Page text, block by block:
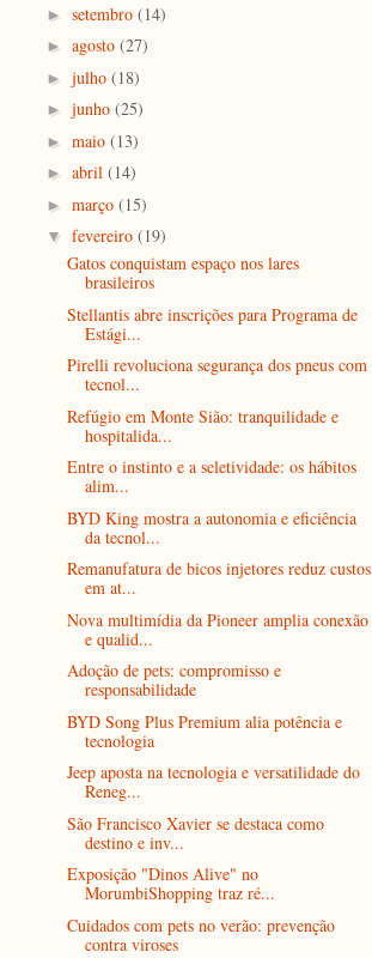
► setembro (14)
► agosto (27)
► julho (18)
► junho (25)
► maio (13)
► abril (14)
► março (15)
▼ fevereiro (19)
Gatos conquistam espaço nos lares
brasileiros
Stellantis abre inscrições para Programa de
Estági...
Pirelli revoluciona segurança dos pneus com
tecnol...
Refúgio em Monte Sião: tranquilidade e
hospitalida...
Entre o instinto e a seletividade: os hábitos
alim...
BYD King mostra a autonomia e eficiência
da tecnol...
Remanufatura de bicos injetores reduz custos
em at...
Nova multimídia da Pioneer amplia conexão
e qualid...
Adoção de pets: compromisso e
responsabilidade
BYD Song Plus Premium alia potência e
tecnologia
Jeep aposta na tecnologia e versatilidade do
Reneg...
São Francisco Xavier se destaca como
destino e inv...
Exposição "Dinos Alive" no
MorumbiShopping traz ré...
Cuidados com pets no verão: prevenção
contra viroses